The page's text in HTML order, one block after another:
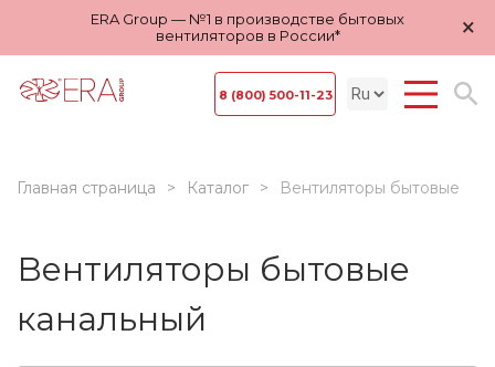
ERA Group — №1 в производстве бытовых
вентиляторов в России*
×
8 (800) 500-11-23
Главная страница Каталог Вентиляторы бытовые
Вентиляторы бытовые
канальный